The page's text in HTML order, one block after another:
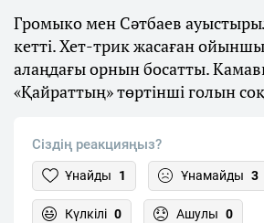
Громыко мен Сәтбаев
кетті. Хет-трик жасаған
алаңдағы орнын босатты.
«Қайраттың» төртінші голын
Сіздің реакцияңыз?
Ұнайды 1 Ұнамайды 3
Күлкілі 0 Ашулы 0